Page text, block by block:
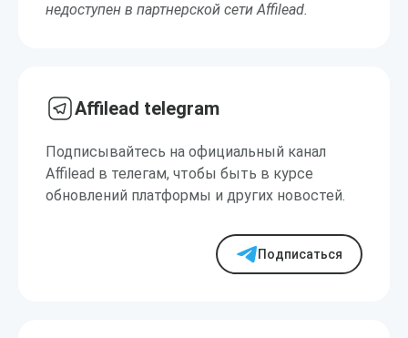
недоступен в партнерской сети Affilead.
Affilead telegram
Подписывайтесь на официальный канал
Affilead в телегам, чтобы быть в курсе
обновлений платформы и других новостей.
Подписаться